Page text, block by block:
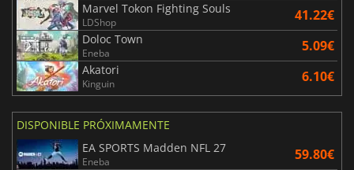
Marvel Tokon Fighting Souls
LDShop 41.22€
Doloc Town
Eneba 5.09€
Akatori
Kinguin 6.10€
DISPONIBLE PRÓXIMAMENTE
EA SPORTS Madden NFL 27
Eneba 59.80€